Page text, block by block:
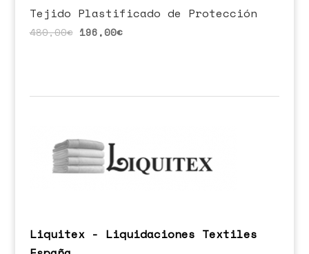
Tejido Plastificado de Protección
480,00€ 196,00€
Liquitex - Liquidaciones Textiles